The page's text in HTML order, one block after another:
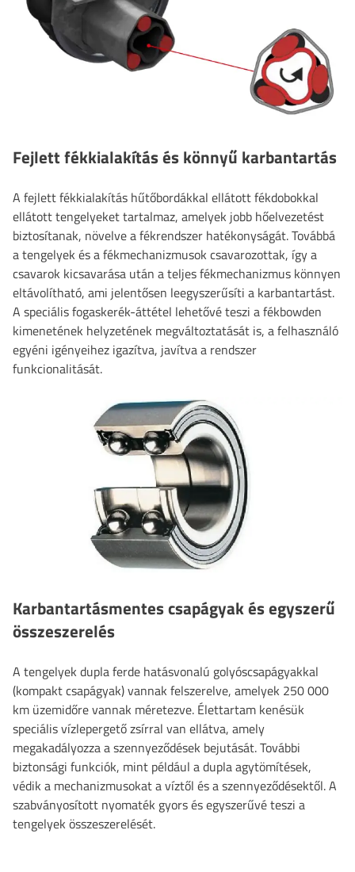
Fejlett fékkialakítás és könnyű karbantartás
A fejlett fékkialakítás hűtőbordákkal ellátott fékdobokkal
ellátott tengelyeket tartalmaz, amelyek jobb hőelvezetést
biztosítanak, növelve a fékrendszer hatékonyságát. Továbbá
a tengelyek és a fékmechanizmusok csavarozottak, így a
csavarok kicsavarása után a teljes fékmechanizmus könnyen
eltávolítható, ami jelentősen leegyszerűsíti a karbantartást.
A speciális fogaskerék-áttétel lehetővé teszi a fékbowden
kimenetének helyzetének megváltoztatását is, a felhasználó
egyéni igényeihez igazítva, javítva a rendszer
funkcionalitását.
Karbantartásmentes csapágyak és egyszerű
összeszerelés
A tengelyek dupla ferde hatásvonalú golyóscsapágyakkal
(kompakt csapágyak) vannak felszerelve, amelyek 250 000
km üzemidőre vannak méretezve. Élettartam kenésük
speciális vízlepergető zsírral van ellátva, amely
megakadályozza a szennyeződések bejutását. További
biztonsági funkciók, mint például a dupla agytömítések,
védik a mechanizmusokat a víztől és a szennyeződésektől. A
szabványosított nyomaték gyors és egyszerűvé teszi a
tengelyek összeszerelését.